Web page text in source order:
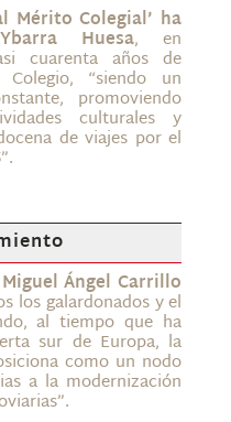
Mérito Colegial’ ha
Huesa, en
cuarenta años de
“siendo un
promoviendo
culturales y
de viajes por el
Ángel Carrillo
los galardonados y el
al tiempo que ha
sur de Europa, la
como un nodo
a la modernización